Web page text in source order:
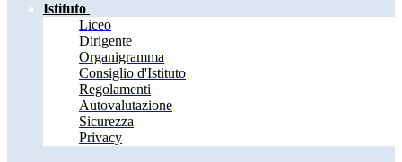
Istituto
Liceo
Dirigente
Organigramma
Consiglio d'Istituto
Regolamenti
Autovalutazione
Sicurezza
Privacy